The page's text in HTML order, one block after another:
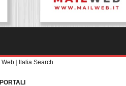
Web | Italia Search